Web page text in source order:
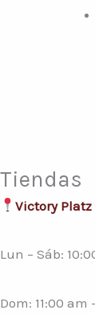
Tiendas
Victory Platz
Lun – Sáb:
Dom: 11:00 am